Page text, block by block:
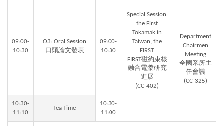
09:00-
10:30
O3: Oral Session
口頭論文發表
09:00-
10:30
Special Session:
the First
Tokamak in
Taiwan, the
FIRST.
FIRST磁約束核
融合電漿研究
進展
(CC-402)
Department
Chairmen
Meeting
全國系所主
任會議
(CC-325)
10:30-
11:10
Tea Time
10:30-
11:00